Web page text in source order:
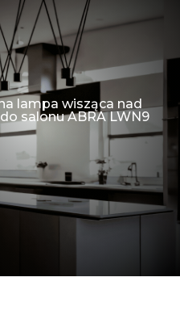
lampa wisząca nad
salonu ABRA LWN9